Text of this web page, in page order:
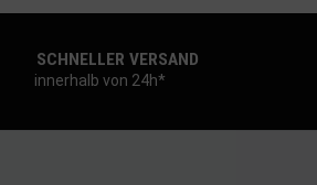
SCHNELLER VERSAND
innerhalb von 24h*